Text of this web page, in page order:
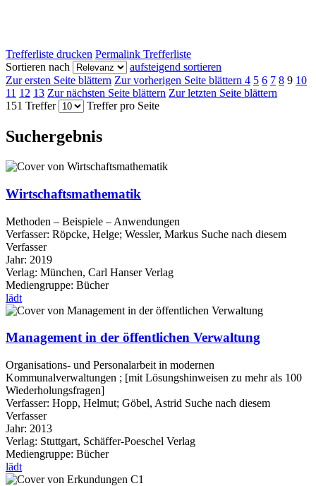
Trefferliste drucken Permalink Trefferliste
Sortieren nach
aufsteigend sortieren
Zur ersten Seite blättern Zur vorherigen Seite blättern 4 5 6 7 8 9 10
11 12 13 Zur nächsten Seite blättern Zur letzten Seite blättern
151 Treffer
Treffer pro Seite
Suchergebnis
Wirtschaftsmathematik
Methoden – Beispiele – Anwendungen
Verfasser: Röpcke, Helge; Wessler, Markus Suche nach diesem
Verfasser
Jahr: 2019
Verlag: München, Carl Hanser Verlag
Mediengruppe: Bücher
lädt
Management in der öffentlichen Verwaltung
Organisations- und Personalarbeit in modernen
Kommunalverwaltungen ; [mit Lösungshinweisen zu mehr als 100
Wiederholungsfragen]
Verfasser: Hopp, Helmut; Göbel, Astrid Suche nach diesem
Verfasser
Jahr: 2013
Verlag: Stuttgart, Schäffer-Poeschel Verlag
Mediengruppe: Bücher
lädt